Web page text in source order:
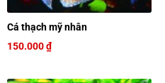
Cá thạch mỹ nhân
150.000₫